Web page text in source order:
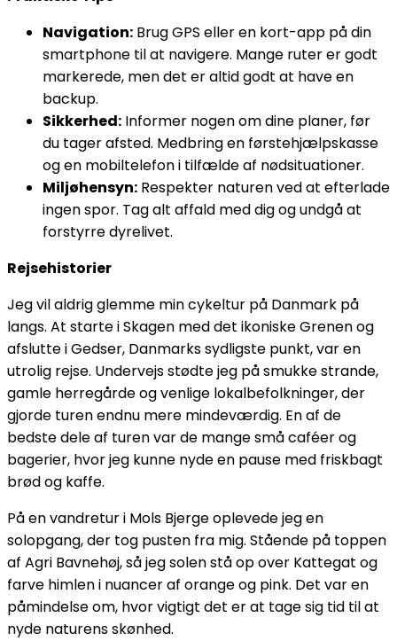
Navigation: Brug GPS eller en kort-app på din
smartphone til at navigere. Mange ruter er godt
markerede, men det er altid godt at have en
backup.
Sikkerhed: Informer nogen om dine planer, før
du tager afsted. Medbring en førstehjælpskasse
og en mobiltelefon i tilfælde af nødsituationer.
Miljøhensyn: Respekter naturen ved at efterlade
ingen spor. Tag alt affald med dig og undgå at
forstyrre dyrelivet.
Rejsehistorier
Jeg vil aldrig glemme min cykeltur på Danmark på
langs. At starte i Skagen med det ikoniske Grenen og
afslutte i Gedser, Danmarks sydligste punkt, var en
utrolig rejse. Undervejs stødte jeg på smukke strande,
gamle herregårde og venlige lokalbefolkninger, der
gjorde turen endnu mere mindeværdig. En af de
bedste dele af turen var de mange små caféer og
bagerier, hvor jeg kunne nyde en pause med friskbagt
brød og kaffe.
På en vandretur i Mols Bjerge oplevede jeg en
solopgang, der tog pusten fra mig. Stående på toppen
af Agri Bavnehøj, så jeg solen stå op over Kattegat og
farve himlen i nuancer af orange og pink. Det var en
påmindelse om, hvor vigtigt det er at tage sig tid til at
nyde naturens skønhed.